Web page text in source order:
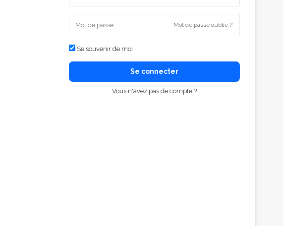
Mot de passe oublié ?
Se souvenir de moi
Se connecter
Vous n'avez pas de compte ?